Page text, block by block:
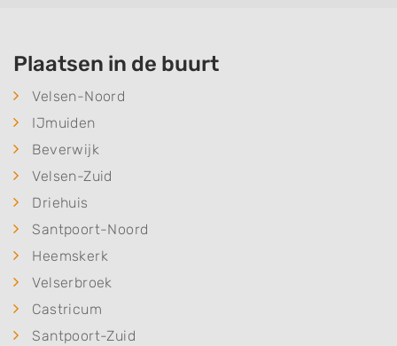
Plaatsen in de buurt
Velsen-Noord
IJmuiden
Beverwijk
Velsen-Zuid
Driehuis
Santpoort-Noord
Heemskerk
Velserbroek
Castricum
Santpoort-Zuid